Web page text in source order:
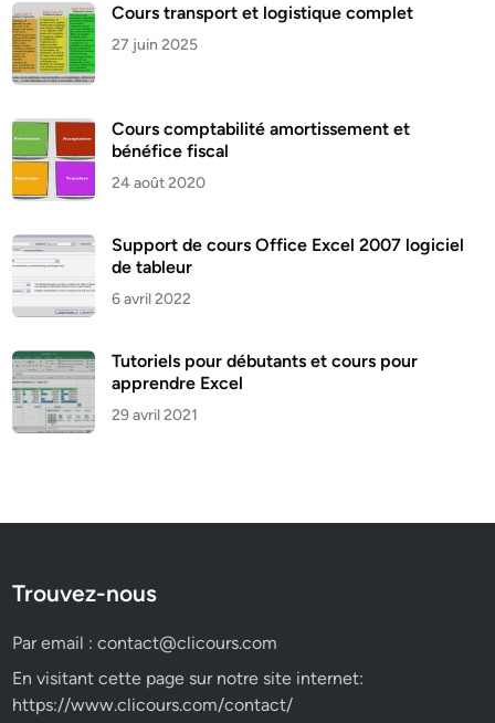
Cours transport et logistique complet
27 juin 2025
Cours comptabilité amortissement et
bénéfice fiscal
24 août 2020
Support de cours Office Excel 2007 logiciel
de tableur
6 avril 2022
Tutoriels pour débutants et cours pour
apprendre Excel
29 avril 2021
Trouvez-nous
Par email :contact@clicours.com
En visitant cette page sur notre site internet:
https://www.clicours.com/contact/